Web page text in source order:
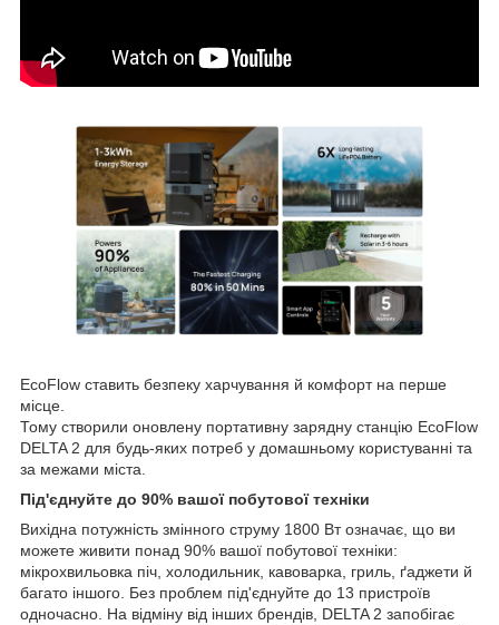
EcoFlow ставить безпеку харчування й комфорт на перше
місце.
Тому створили оновлену портативну зарядну станцію EcoFlow
DELTA 2 для будь-яких потреб у домашньому користуванні та
за межами міста.
Під'єднуйте до 90% вашої побутової техніки
Вихідна потужність змінного струму 1800 Вт означає, що ви
можете живити понад 90% вашої побутової техніки:
мікрохвильовка піч, холодильник, кавоварка, гриль, ґаджети й
багато іншого. Без проблем під'єднуйте до 13 пристроїв
одночасно. На відміну від інших брендів, DELTA 2 запобігає